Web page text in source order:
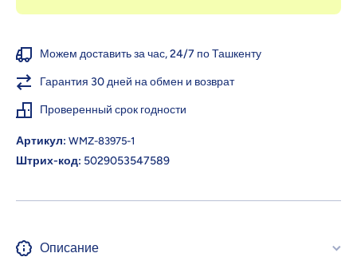
Можем доставить за час, 24/7 по Ташкенту
Гарантия 30 дней на обмен и возврат
Проверенный срок годности
Артикул: WMZ-83975-1
Штрих-код: 5029053547589
Описание